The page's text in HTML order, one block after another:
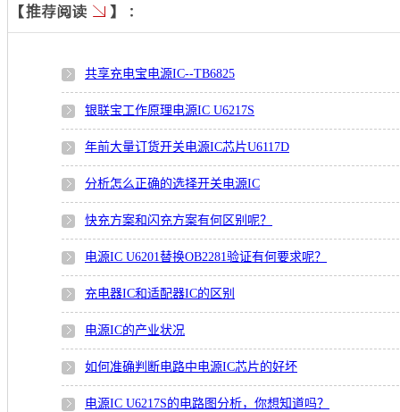
共享充电宝电源IC--TB6825
银联宝工作原理电源IC U6217S
年前大量订货开关电源IC芯片U6117D
分析怎么正确的选择开关电源IC
快充方案和闪充方案有何区别呢？
电源IC U6201替换OB2281验证有何要求呢？
充电器IC和适配器IC的区别
电源IC的产业状况
如何准确判断电路中电源IC芯片的好坏
电源IC U6217S的电路图分析，你想知道吗？